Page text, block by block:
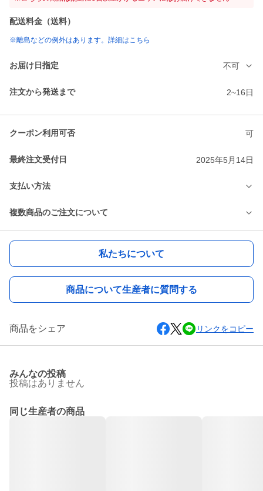
配送料金（送料）
※離島などの例外はあります。詳細はこちら
お届け日指定 不可
注文から発送まで 2~16日
クーポン利用可否 可
最終注文受付日 2025年5月14日
支払い方法
複数商品のご注文について
私たちについて
商品について生産者に質問する
商品をシェア リンクをコピー
みんなの投稿
投稿はありません
同じ生産者の商品